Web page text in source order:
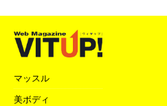
マッスル
美ボディ